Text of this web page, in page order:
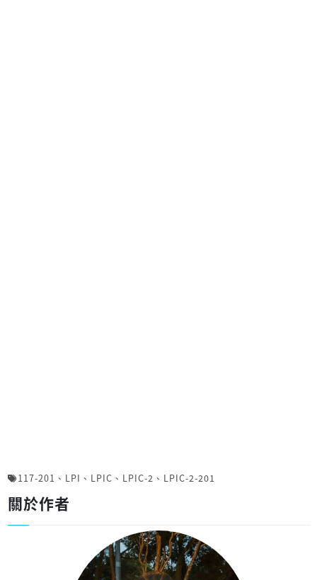
117-201 、 LPI 、 LPIC 、 LPIC-2 、 LPIC-2-201
關於作者